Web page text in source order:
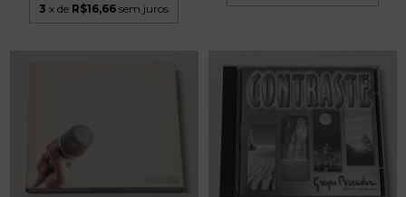
3 x de R$16,66 sem juros